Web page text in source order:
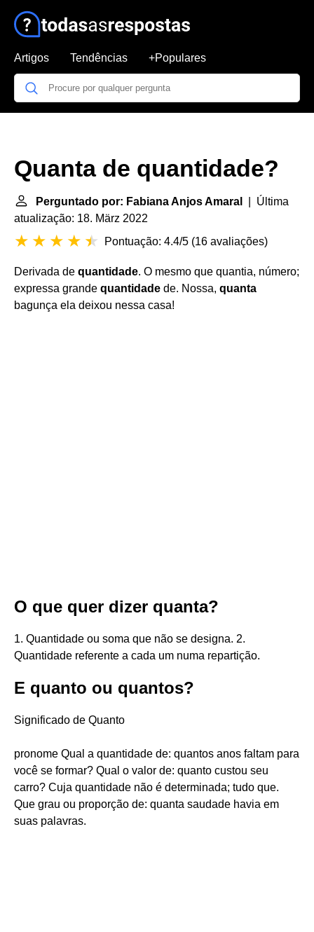
Artigos Tendências +Populares
Quanta de quantidade?
Perguntado por: Fabiana Anjos Amaral
| Última
atualização: 18. März 2022
Pontuação: 4.4/5 (16 avaliações)
Derivada de quantidade. O mesmo que quantia, número;
expressa grande quantidade de. Nossa, quanta
bagunça ela deixou nessa casa!
O que quer dizer quanta?
1. Quantidade ou soma que não se designa. 2.
Quantidade referente a cada um numa repartição.
E quanto ou quantos?
Significado de Quanto
pronome Qual a quantidade de: quantos anos faltam para
você se formar? Qual o valor de: quanto custou seu
carro? Cuja quantidade não é determinada; tudo que.
Que grau ou proporção de: quanta saudade havia em
suas palavras.